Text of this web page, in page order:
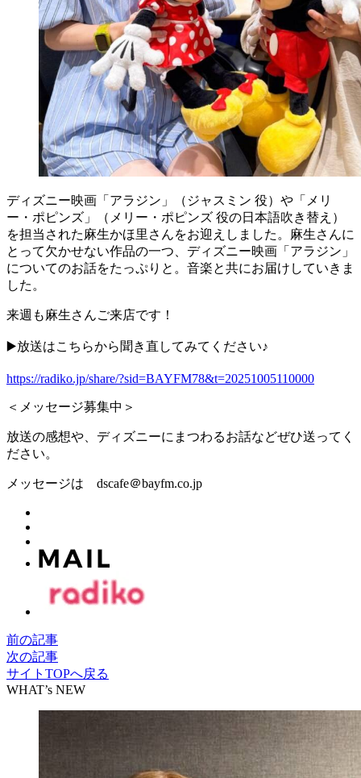
ディズニー映画「アラジン」（ジャスミン 役）や「メリ
ー・ポピンズ」（メリー・ポピンズ 役の日本語吹き替え）
を担当された麻生かほ里さんをお迎えしました。麻生さんに
とって欠かせない作品の一つ、ディズニー映画「アラジン」
についてのお話をたっぷりと。音楽と共にお届けしていきま
した。
来週も麻生さんご来店です！
▶️放送はこちらから聞き直してみてください♪
https://radiko.jp/share/?sid=BAYFM78&t=20251005110000
＜メッセージ募集中＞
放送の感想や、ディズニーにまつわるお話などぜひ送ってく
ださい。
メッセージは dscafe＠bayfm.co.jp
前の記事
次の記事
サイトTOPへ戻る
WHAT’s NEW